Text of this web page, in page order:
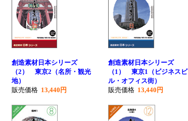
創造素材日本シリーズ
（2） 東京2（名所・観光
地）
販売価格 13,440円
創造素材日本シリーズ
（1） 東京1（ビジネスビ
ル・オフィス街）
販売価格 13,440円